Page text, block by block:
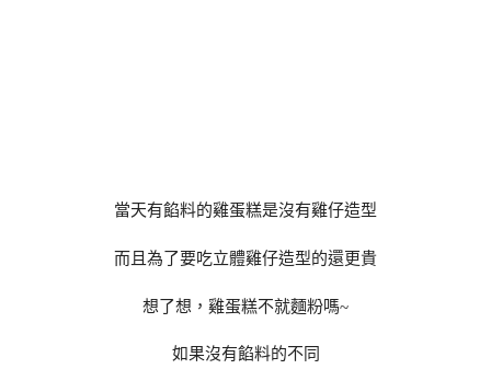
當天有餡料的雞蛋糕是沒有雞仔造型
而且為了要吃立體雞仔造型的還更貴
想了想，雞蛋糕不就麵粉嗎~
如果沒有餡料的不同